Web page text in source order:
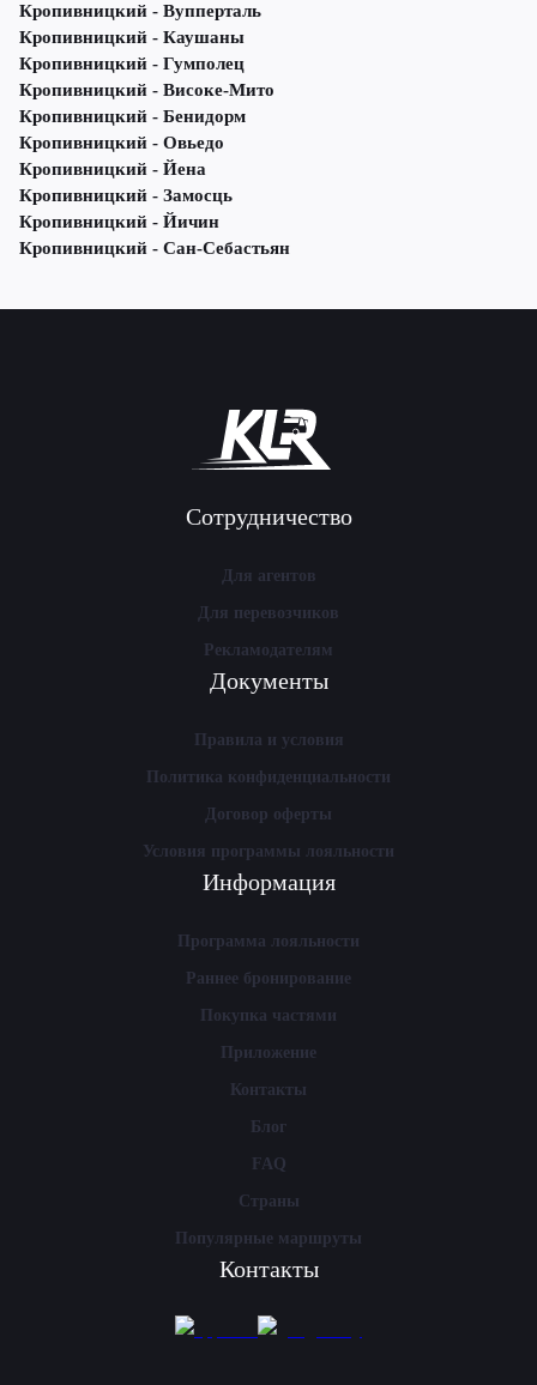
Кропивницкий - Вупперталь
Кропивницкий - Каушаны
Кропивницкий - Гумполец
Кропивницкий - Високе-Мито
Кропивницкий - Бенидорм
Кропивницкий - Овьедо
Кропивницкий - Йена
Кропивницкий - Замосць
Кропивницкий - Йичин
Кропивницкий - Сан-Себастьян
Сотрудничество
Для агентов
Для перевозчиков
Рекламодателям
Документы
Правила и условия
Политика конфиденциальности
Договор оферты
Условия программы лояльности
Информация
Программа лояльности
Раннее бронирование
Покупка частями
Приложение
Контакты
Блог
FAQ
Страны
Популярные маршруты
Контакты